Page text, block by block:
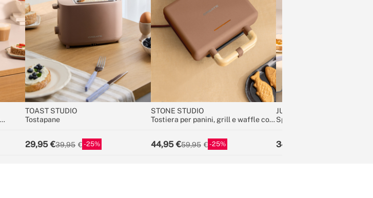
TOAST STUDIO
Tostapane
29,95 39,95 25
STONE STUDIO
Tostiera per panini, grill e waffle con
44,95 59,95 25
JUICER RETRO
Spremiagrumi elettrico 90W
34,95